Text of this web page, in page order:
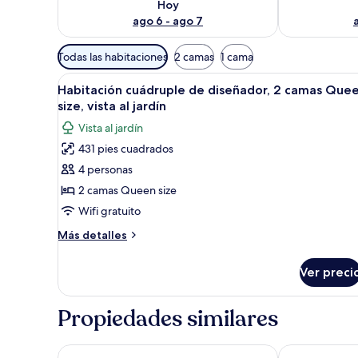
Hoy
ago 6 - ago 7
Filtros
disponibles
para
las
habitaciones
Todas las habitaciones 2 camas 1 cama
Abrir
todas
las
fotos
de
Habitación
cuádruple
de
diseñador,
2
Queen
size,
vista
1
Habitación cuádruple de diseñador, 2 camas
size, vista al jardín
Vista al jardín
431 pies cuadrados
4 personas
2 camas Queen size
Wifi gratuito
Más detalles
Más
cuádruple
diseñador,
camas
Ver
Propiedades similares
Hotel Rancho San Diego Grand Spa ResortBungalows